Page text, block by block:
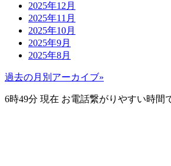
2025年12月
2025年11月
2025年10月
2025年9月
2025年8月
過去の月別アーカイブ»
6時49分 現在 お電話繋がりやすい時間